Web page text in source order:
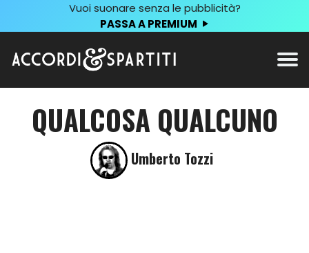
Vuoi suonare senza le pubblicità?
PASSA A PREMIUM
QUALCOSA QUALCUNO
Umberto Tozzi